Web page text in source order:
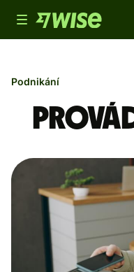
Toggle
navigation
Podnikání